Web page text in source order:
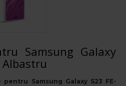
Samsung Galaxy
Albastru
Samsung Galaxy S23 FE-